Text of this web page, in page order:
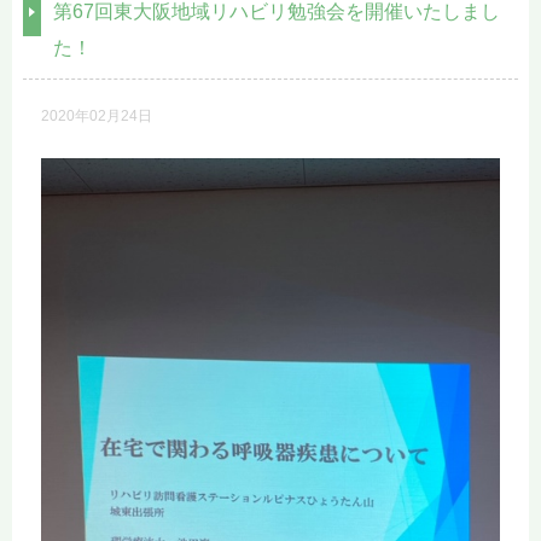
よくあるご質問
第67回東大阪地域リハビリ勉強会を開催いたしまし
た！
2020年02月24日